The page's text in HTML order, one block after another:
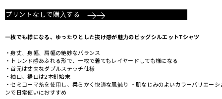
プリントなしで購入する
一枚でも様になる、ゆったりとした抜け感が魅力のビッグシルエットTシャツ
・身丈、身幅、肩幅の絶妙なバランス
・トレンド感あふれる形で、一枚で着てもレイヤードしても様になる
・首元は丈夫なダブルステッチ仕様
・袖口、裾口は2本針始末
・セミコーマ糸を使用し、柔らかく快適な肌触り ・肌なじみのよいカラーバリエーシ
ンで日常使いにおすすめ